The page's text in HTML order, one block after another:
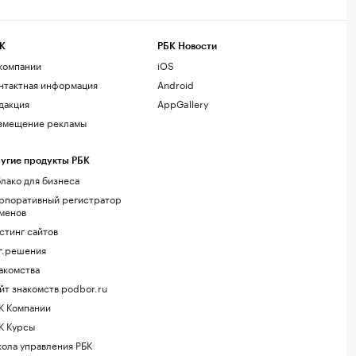
информация
рекламы
продукты РБК
для бизнеса
регистратор
сайтов
знакомств podbor.ru
Компании
Курсы
управления РБК
РБК Новости
iOS
Android
AppGallery